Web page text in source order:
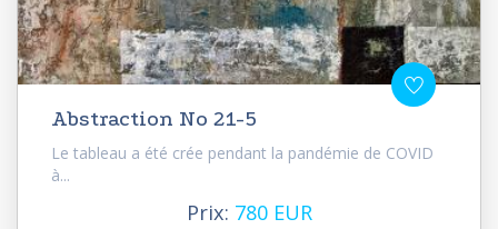
Abstraction No 21-5
Le tableau a été crée pendant la pandémie de COVID
à...
Prix: 780 EUR